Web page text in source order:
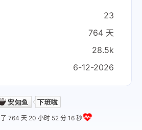
23
764 天
28.5k
6-12-2026
764 天20 小时 52 分 17 秒